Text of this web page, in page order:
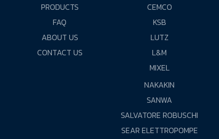
PRODUCTS
FAQ
ABOUT US
CONTACT US
CEMCO
KSB
LUTZ
L&M
MIXEL
NAKAKIN
SANWA
SALVATORE ROBUSCHI
SEAR ELETTROPOMPE